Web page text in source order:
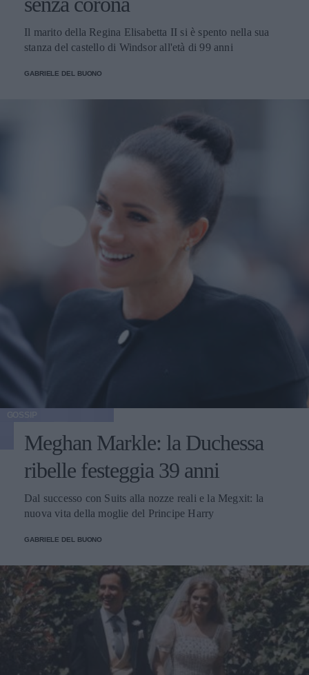
Il marito della Regina Elisabetta II si è spento nella sua
stanza del castello di Windsor all'età di 99 anni
GABRIELE DEL BUONO
Meghan Markle: la Duchessa
ribelle festeggia 39 anni
Dal successo con Suits alla nozze reali e la Megxit: la
nuova vita della moglie del Principe Harry
GABRIELE DEL BUONO